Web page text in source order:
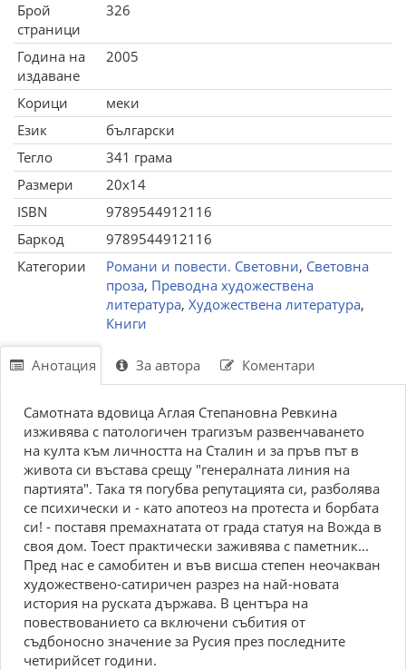
Брой
страници
326
Година на
издаване
2005
Корици
меки
Език
български
Тегло
341 грама
Размери
20x14
ISBN
9789544912116
Баркод
9789544912116
Категории
Романи и повести. Световни, Световна
проза, Преводна художествена
литература, Художествена литература,
Книги
Анотация За автора Коментари
Самотната вдовица Аглая Степановна Ревкина
изживява с патологичен трагизъм развенчаването
на култа към личността на Сталин и за пръв път в
живота си въстава срещу "генералната линия на
партията". Така тя погубва репутацията си, разболява
се психически и - като апотеоз на протеста и борбата
си! - поставя премахнатата от града статуя на Вожда в
своя дом. Тоест практически заживява с паметник...
Пред нас е самобитен и във висша степен неочакван
художествено-сатиричен разрез на най-новата
история на руската държава. В центъра на
повествованието са включени събития от
съдбоносно значение за Русия през последните
четирийсет години.